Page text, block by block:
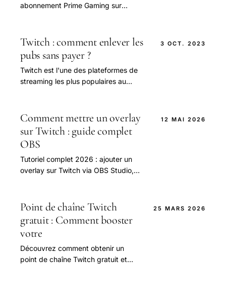
abonnement Prime Gaming sur
dans l'écosystème.
Twitch : comment enlever les
pubs sans payer ?
Twitch est l'une des plateformes de
streaming les plus populaires au
vidéo aux émissions.
3 OCT. 2023
Comment mettre un overlay
sur Twitch : guide complet
OBS
Tutoriel complet 2026 : ajouter un
overlay sur Twitch via OBS Studio,
12 MAI 2026
Point de chaîne Twitch
gratuit : Comment booster
votre
Découvrez comment obtenir un
point de chaîne Twitch gratuit et
25 MARS 2026